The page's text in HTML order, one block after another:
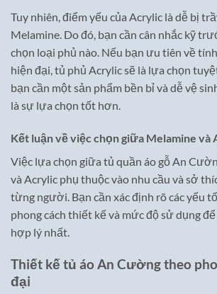
Tuy nhiên, điểm yếu của Acrylic là dễ bị
Melamine. Do đó, bạn cần cân nhắc kỹ
chọn loại phủ nào. Nếu bạn ưu tiên về
hiện đại, tủ phủ Acrylic sẽ là lựa chọn
bạn cần một sản phẩm bền bỉ và dễ vệ
là sự lựa chọn tốt hơn.
Kết luận về việc chọn giữa Melamine và
Việc lựa chọn giữa tủ quần áo gỗ An
và Acrylic phụ thuộc vào nhu cầu và sở
từng người. Bạn cần xác định rõ các yếu
phong cách thiết kế và mức độ sử dụng
hợp lý nhất.
Thiết kế tủ áo An Cường theo
đại